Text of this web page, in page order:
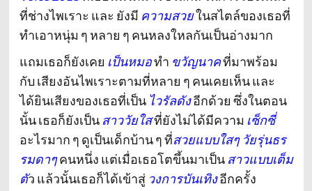
ที่ช่างไพเราะ และ ยังมี ความสวยในสไตล์ของเธอที่
ทำเอาหนุ่ม ๆ หลาย ๆ คนหลงใหลกันเป็นอ่างมาก
แถมเธอก็ยังเคย เป็นหมอทำ ขวัญนาคที่มาพร้อม
กับ เสียงอันไพเราะตามที่หลาย ๆ คนเคยเห็น และ
ได้ยินเสียงของเธอที่เป็น ไวรัลดังอีกด้วย ซึ่งในตอน
นั้น เธอก็ยังเป็น สาววัยใสที่ยังไม่ได้มีความ เซ็กซี่
อะไรมาก ๆ ดูเป็นเด็กบ้าน ๆ ที่สวยแบบใสๆ วัยรุ่นธร
รมดาๆคนหนึ่ง แต่เมื่อเธอโตขึ้นมาเป็น สาวแบบเต็ม
ตัว แล้วนั้นเธอก็ได้เข้าสู่ วงการบันเทิงอีกครั้ง